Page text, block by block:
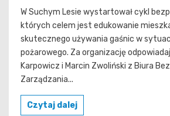
W Suchym Lesie wystartował cykl
których celem jest edukowanie
skutecznego używania gaśnic w
pożarowego. Za organizację
Karpowicz i Marcin Zwoliński z Biura
Zarządzania...
Czytaj dalej